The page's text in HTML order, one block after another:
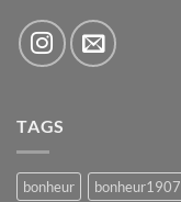
TAGS
bonheur bonheur1907